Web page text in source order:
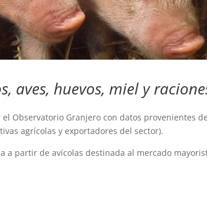
aves, huevos, miel y
Observatorio Granjero con datos provenientes
agrícolas y exportadores del sector).
a partir de avícolas destinada al mercado